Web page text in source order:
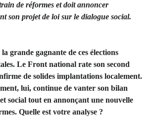
de réformes et doit annoncer
son projet de loi sur le dialogue social.
grande gagnante de ces élections
Le Front national rate son second
de solides implantations localement.
lui, continue de vanter son bilan
social tout en annonçant une nouvelle
Quelle est votre analyse ?